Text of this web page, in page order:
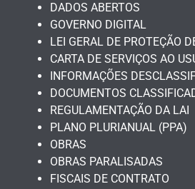
DADOS ABERTOS
GOVERNO DIGITAL
LEI GERAL DE PROTEÇÃO
CARTA DE SERVIÇOS AO
INFORMAÇÕES
DOCUMENTOS
REGULAMENTAÇÃO DA LAI
PLANO PLURIANUAL (PPA)
OBRAS
OBRAS PARALISADAS
FISCAIS DE CONTRATO